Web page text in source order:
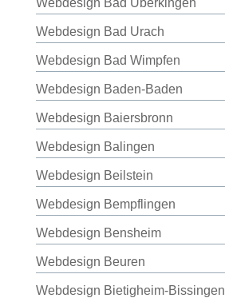
Webdesign Bad Überkingen
Webdesign Bad Urach
Webdesign Bad Wimpfen
Webdesign Baden-Baden
Webdesign Baiersbronn
Webdesign Balingen
Webdesign Beilstein
Webdesign Bempflingen
Webdesign Bensheim
Webdesign Beuren
Webdesign Bietigheim-Bissingen